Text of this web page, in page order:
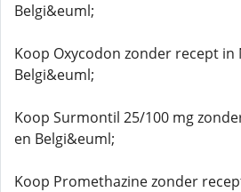
Belgi&euml;
Koop Oxycodon zonder recept in
Belgi&euml;
Koop Surmontil 25/100 mg
en Belgi&euml;
Koop Promethazine zonder